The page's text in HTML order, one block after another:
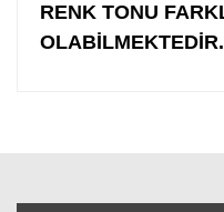
RENK TONU
OLABİLMEKTEDİR.